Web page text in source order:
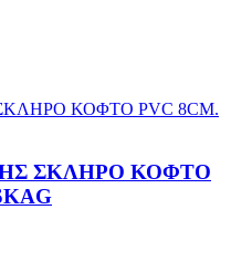
ΣΚΛΗΡΟ ΚΟΦΤΟ